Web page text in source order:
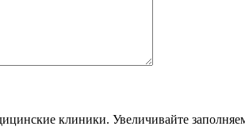
клиники. Увеличивайте